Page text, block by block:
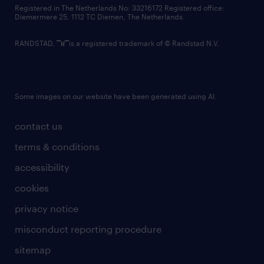
contact us
terms & conditions
accessibility
cookies
privacy notice
misconduct reporting procedure
sitemap
Registered in The Netherlands No: 33216172 Registered office:
Diemermere 25, 1112 TC Diemen, The Netherlands.
RANDSTAD, is a registered trademark of © Randstad N.V.
Some images on our website have been generated using AI.